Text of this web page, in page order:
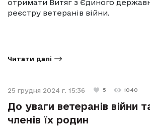
отримати Витяг з Єдиного
реєстру ветеранів війни.
Читати далі
25 грудня 2024 г. 15:36 5 1040
До уваги ветеранів війни
членів їх родин